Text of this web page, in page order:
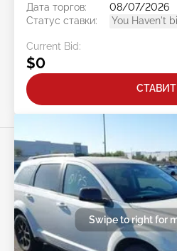
Дата торгов:
08/07/2026
Статус ставки:
You Haven't
Current Bid:
$0
Swipe to right for